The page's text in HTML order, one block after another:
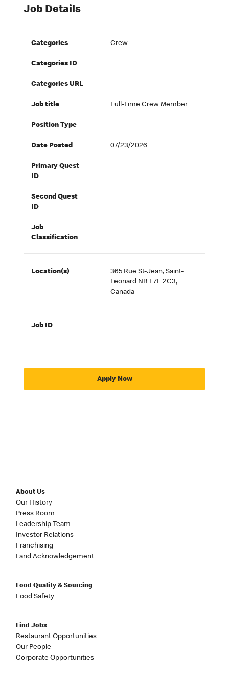
Job Details
Categories Crew
Categories ID
Categories URL
Job title Full-Time Crew Member
Position Type
Date Posted 07/23/2026
Primary Quest
ID
Second Quest
ID
Job
Classification
Location(s)
365 Rue St-Jean, Saint-
Leonard NB E7E 2C3,
Canada
Job ID
Apply Now
About Us
Our History
Press Room
Leadership Team
Investor Relations
Franchising
Land Acknowledgement
Food Quality & Sourcing
Food Safety
Find Jobs
Restaurant Opportunities
Our People
Corporate Opportunities